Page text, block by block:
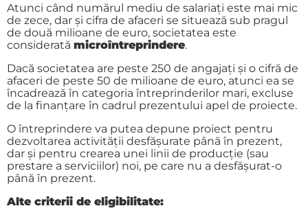
Atunci când numărul mediu de salariați este mai mic
de zece, dar și cifra de afaceri se situează sub pragul
de două milioane de euro, societatea este
considerată microîntreprindere.
Dacă societatea are peste 250 de angajați și o cifră de
afaceri de peste 50 de milioane de euro, atunci ea se
încadrează în categoria întreprinderilor mari, excluse
de la finanțare în cadrul prezentului apel de proiecte.
O întreprindere va putea depune proiect pentru
dezvoltarea activității desfășurate până în prezent,
dar și pentru crearea unei linii de producție (sau
prestare a serviciilor) noi, pe care nu a desfășurat-o
până în prezent.
Alte criterii de eligibilitate: